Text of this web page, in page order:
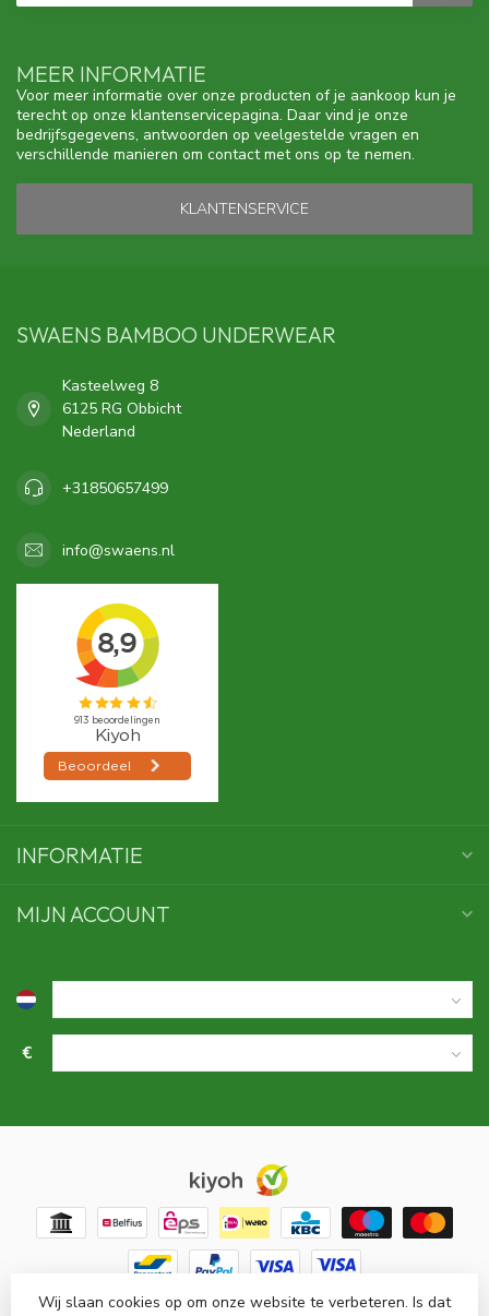
MEER INFORMATIE
Voor meer informatie over onze producten of je aankoop kun je
terecht op onze klantenservicepagina. Daar vind je onze
bedrijfsgegevens, antwoorden op veelgestelde vragen en
verschillende manieren om contact met ons op te nemen.
KLANTENSERVICE
SWAENS BAMBOO UNDERWEAR
Kasteelweg 8
6125 RG Obbicht
Nederland
+31850657499
info@swaens.nl
INFORMATIE
MIJN ACCOUNT
€
© Copyright 2026 Swaens bamboo underwear- Powered by
Wij slaan cookies op om onze website te verbeteren. Is dat